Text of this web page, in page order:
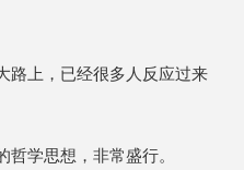
路上，已经很多人反应过来
哲学思想，非常盛行。